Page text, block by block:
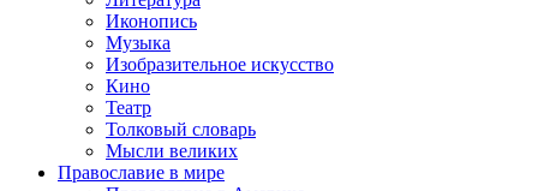
Иконопись
Музыка
Изобразительное искусство
Кино
Театр
Толковый словарь
Мысли великих
Православие в мире